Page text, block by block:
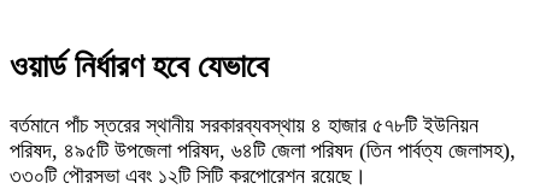
ওয়ার্ড নির্ধারণ হবে যেভাবে
বর্তমানে পাঁচ স্তরের স্থানীয় সরকারব্যবস্থায় ৪ হাজার ৫৭৮টি ইউনিয়ন
পরিষদ, ৪৯৫টি উপজেলা পরিষদ, ৬৪টি জেলা পরিষদ (তিন পার্বত্য জেলাসহ),
৩৩০টি পৌরসভা এবং ১২টি সিটি করপোরেশন রয়েছে।